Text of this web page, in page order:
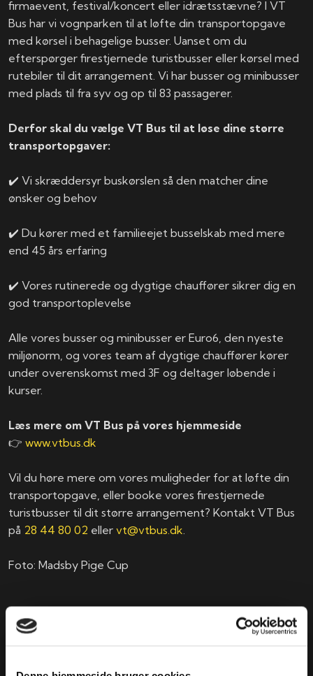
firmaevent, festival/koncert eller idrætsstævne? I VT
Bus har vi vognparken til at løfte din transportopgave
med kørsel i behagelige busser. Uanset om du
efterspørger firestjernede turistbusser eller kørsel med
rutebiler til dit arrangement. Vi har busser og minibusser
med plads til fra syv og op til 83 passagerer.
Derfor skal du vælge VT Bus til at løse dine større
transportopgaver:
✔️ Vi skræddersyr buskørslen så den matcher dine
ønsker og behov
✔️ Du kører med et familieejet busselskab med mere
end 45 års erfaring
✔️ Vores rutinerede og dygtige chauffører sikrer dig en
god transportoplevelse
Alle vores busser og minibusser er Euro6, den nyeste
miljønorm, og vores team af dygtige chauffører kører
under overenskomst med 3F og deltager løbende i
kurser.
Læs mere om VT Bus på vores hjemmeside
👉www.vtbus.dk
Vil du høre mere om vores muligheder for at løfte din
transportopgave, eller booke vores firestjernede
turistbusser til dit større arrangement? Kontakt VT Bus
på 28 44 80 02 ellervt@vtbus.dk
Foto: Madsby Pige Cup